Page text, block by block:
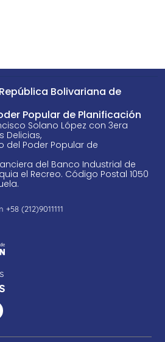
Bolivariana de
Popular de Planificación
Solano López con 3era
Delicias,
del Poder Popular de
del Banco Industrial de
el Recreo. Código Postal 1050
​(212)9011111